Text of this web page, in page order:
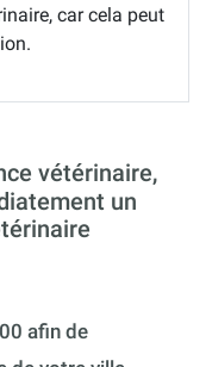
car cela peut
vétérinaire,
un
afin de